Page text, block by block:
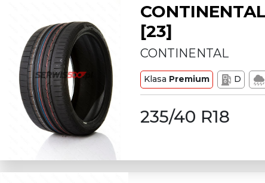
[23]
CONTINENTAL
Klasa Premium D
235/40 R18